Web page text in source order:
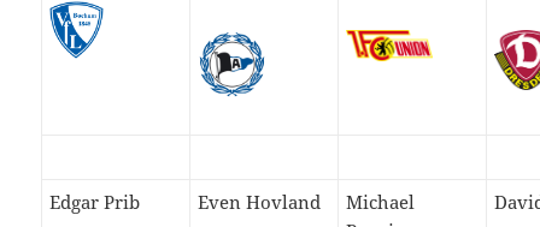
Edgar Prib Even Hovland
Michael